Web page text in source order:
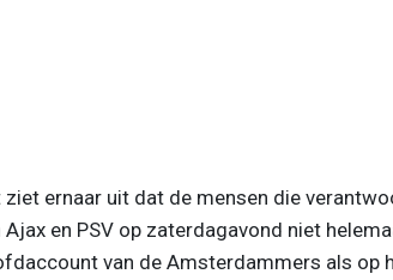
ziet ernaar uit dat de mensen die
Ajax en PSV op zaterdagavond niet
van de Amsterdammers als op